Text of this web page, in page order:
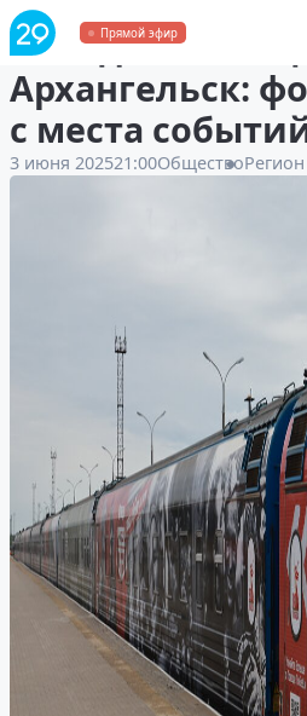
Прямой эфир
Победный
Архангельск:
с места
3 июня 202521:00ОбществоРегион